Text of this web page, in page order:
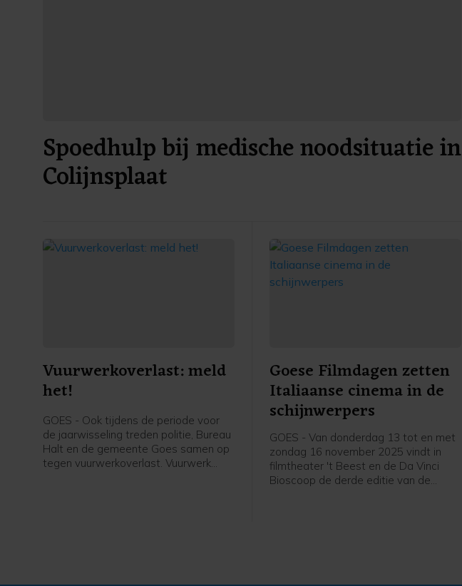
Spoedhulp bij medische noodsituatie in
Colijnsplaat
Vuurwerkoverlast: meld
het!
GOES - Ook tijdens de periode voor
de jaarwisseling treden politie, Bureau
Halt en de gemeente Goes samen op
tegen vuurwerkoverlast. Vuurwerk
Goese Filmdagen zetten
Italiaanse cinema in de
schijnwerpers
GOES - Van donderdag 13 tot en met
zondag 16 november 2025 vindt in
filmtheater 't Beest en de Da Vinci
Bioscoop de derde editie van de